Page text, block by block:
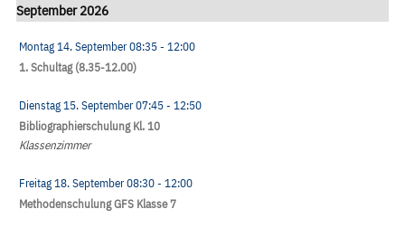
September 2026
Montag 14. September08:35- 12:00
1. Schultag (8.35-12.00)
Dienstag 15. September07:45- 12:50
Bibliographierschulung Kl. 10
Klassenzimmer
Freitag 18. September08:30- 12:00
Methodenschulung GFS Klasse 7